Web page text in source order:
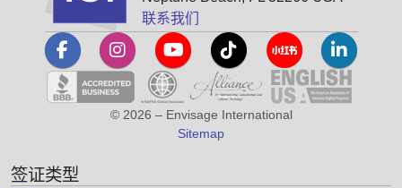
联系我们
© 2026 – Envisage International
Sitemap
签证类型